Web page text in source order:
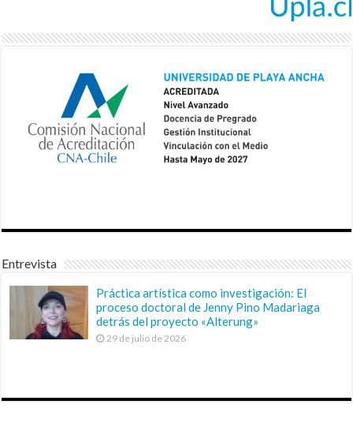
Entrevista
Práctica artística como investigación: El
proceso doctoral de Jenny Pino Madariaga
detrás del proyecto «Alterung»
29 de julio de 2026